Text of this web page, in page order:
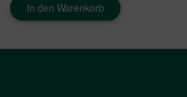
In den Warenkorb